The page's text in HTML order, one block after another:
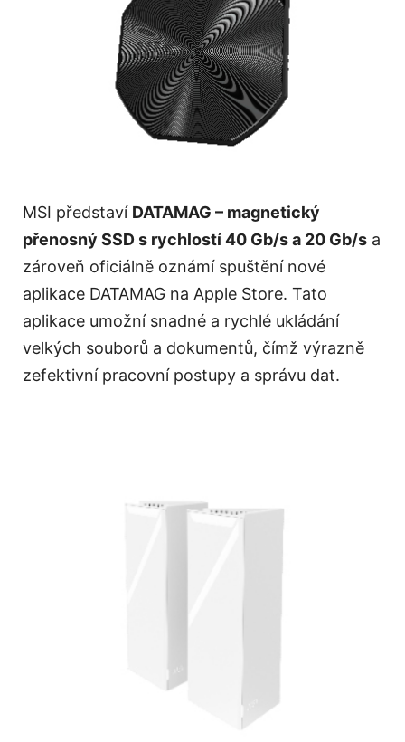
MSI představí DATAMAG – magnetický
přenosný SSD s rychlostí 40 Gb/s a 20 Gb/s a
zároveň oficiálně oznámí spuštění nové
aplikace DATAMAG na Apple Store. Tato
aplikace umožní snadné a rychlé ukládání
velkých souborů a dokumentů, čímž výrazně
zefektivní pracovní postupy a správu dat.